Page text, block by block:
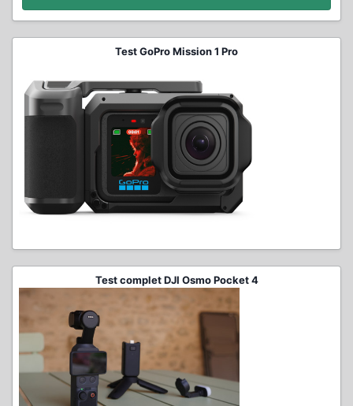
Test GoPro Mission 1 Pro
Test complet DJI Osmo Pocket 4